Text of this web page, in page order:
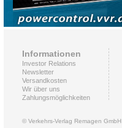
Informationen
Investor Relations
Newsletter
Versandkosten
Wir über uns
Zahlungsmöglichkeiten
© Verkehrs-Verlag Remagen GmbH